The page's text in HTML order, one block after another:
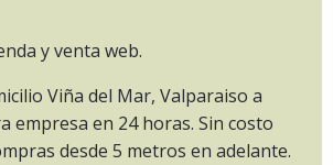
y venta web.
Viña del Mar, Valparaiso a
empresa en 24 horas. Sin costo
desde 5 metros en adelante.